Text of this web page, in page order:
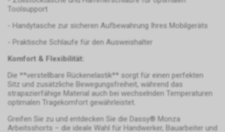
Toolsupport
- Handytasche zur sicheren Aufbewahrung Ihres Mobilgeräts
- Praktische Schlaufe für den Ausweishalter
Komfort & Flexibilität:
Die **verstellbare Rückenelastik** sorgt für einen perfekten
Sitz und zusätzliche Bewegungsfreiheit, während das
strapazierfähige Material auch bei wechselnden Temperaturen
optimalen Tragekomfort gewährleistet.
Greifen Sie zu und entdecken Sie die Dassy® Monza
Arbeitsshorts – die ideale Wahl für Handwerker, Bauarbeiter und
Wir nutzen das Conversion-
Bewerbung unseres Angebots.
Im Falle einer von Ihnen erteilten
Verarbeitung ist
a DSGVO. Rechtsgrundlage kann
auch Art. 6 Abs. 1 lit. f DSGVO
sein. Unser berechtigtes
Optimierung und dem